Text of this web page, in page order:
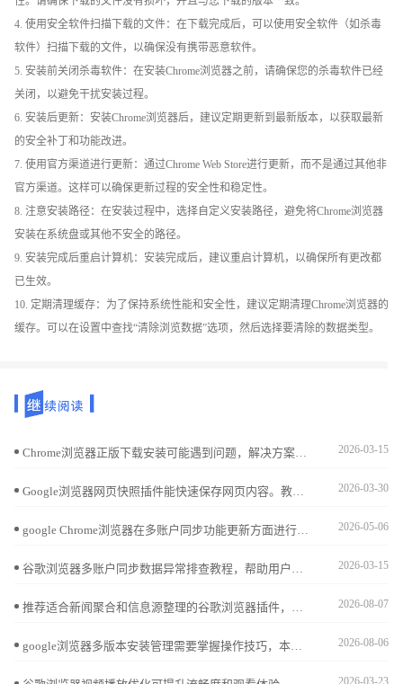
4. 使用安全软件扫描下载的文件：在下载完成后，可以使用安全软件（如杀毒
软件）扫描下载的文件，以确保没有携带恶意软件。
5. 安装前关闭杀毒软件：在安装Chrome浏览器之前，请确保您的杀毒软件已经
关闭，以避免干扰安装过程。
6. 安装后更新：安装Chrome浏览器后，建议定期更新到最新版本，以获取最新
的安全补丁和功能改进。
7. 使用官方渠道进行更新：通过Chrome Web Store进行更新，而不是通过其他非
官方渠道。这样可以确保更新过程的安全性和稳定性。
8. 注意安装路径：在安装过程中，选择自定义安装路径，避免将Chrome浏览器
安装在系统盘或其他不安全的路径。
9. 安装完成后重启计算机：安装完成后，建议重启计算机，以确保所有更改都
已生效。
10. 定期清理缓存：为了保持系统性能和安全性，建议定期清理Chrome浏览器的
缓存。可以在设置中查找“清除浏览数据”选项，然后选择要清除的数据类型。
Chrome浏览器正版下载安装可能遇到问题，解决方案总结经验技巧，帮助用户快速完成操作。 2026-03-15
Google浏览器网页快照插件能快速保存网页内容。教程详细讲解安装、使用步骤及操作技巧，实现高效网页内容保存。 2026-03-30
google Chrome浏览器在多账户同步功能更新方面进行了分析，实测结果表明跨设备操作的便捷性显著增强，用户能够更轻松地保持数据一致，实现更高效的跨平台浏览体验。 2026-05-06
谷歌浏览器多账户同步数据异常排查教程，帮助用户识别同步问题并提供优化解决方案，确保跨设备数据完整与高效同步。 2026-03-15
推荐适合新闻聚合和信息源整理的谷歌浏览器插件，帮助用户快速获取和整理新闻信息。 2026-08-07
google浏览器多版本安装管理需要掌握操作技巧，本文解析实用经验，帮助用户安全高效管理不同版本浏览器，实现稳定共存。 2026-08-06
2026-03-23